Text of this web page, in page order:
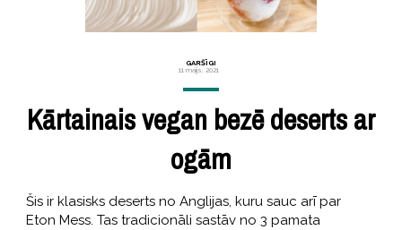
GARŠĪGI
11 maijs, 2021
Kārtainais vegan bezē deserts ar
ogām
Šis ir klasisks deserts no Anglijas, kuru sauc arī par
Eton Mess. Tas tradicionāli sastāv no 3 pamata